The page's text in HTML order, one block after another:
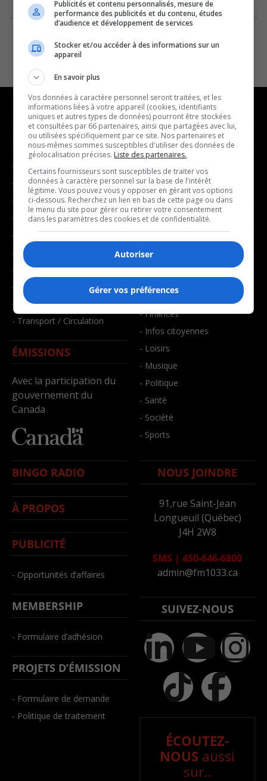
NOUVELLES
- Affaires municipales
- Communauté / Social
- Culture
- Économie
- Éducation
- Environnement
- Faits divers
- Santé et bien-être
- Sports
- Transport / Circulation
ÉMISSIONS
Avec la participation du
gouvernement du
Canada
MUSIQUE
- Décompte franco
- Joué récemment
BALADOS
- Affaires
- Bien-être
- Emploi
- Finances
- Infos citoyennes
- Loisirs
- Musique
- Politique
- Santé
- Société
- Sports
BINGO RADIO
À PROPOS
PUBLICITÉ
- Opportunités d’affaires
MEMBERSHIP
- Formulaire d’adhésion
PROJETS D’ÉMISSION
- Formulaire de demande
- Politique de traitement
NOUS JOINDRE
91,rue Saint-Jean
Longueuil (Québec)
J4H 2W8
SMS | 450-646-6800
admin@fm1033.ca
SUIVEZ-NOUS
ÉCOUTEZ-
NOUS aussi
sur..
Publicités et contenu personnalisés, mesure de
performance des publicités et du contenu, études
d’audience et développement de services
Stocker et/ou accéder à des informations sur un
appareil
En savoir plus
Vos données à caractère personnel seront traitées, et les
informations liées à votre appareil (cookies, identifiants
uniques et autres types de données) pourront être stockées
et consultées par 66 partenaires, ainsi que partagées avec lui,
ou utilisées spécifiquement par ce site. Nos partenaires et
nous-mêmes sommes susceptibles d'utiliser des données de
géolocalisation précises. Liste des partenaires.
Certains fournisseurs sont susceptibles de traiter vos
données à caractère personnel sur la base de l'intérêt
légitime. Vous pouvez vous y opposer en gérant vos options
ci-dessous. Recherchez un lien en bas de cette page ou dans
le menu du site pour gérer ou retirer votre consentement
dans les paramètres des cookies et de confidentialité.
Autoriser
Gérer vos préférences